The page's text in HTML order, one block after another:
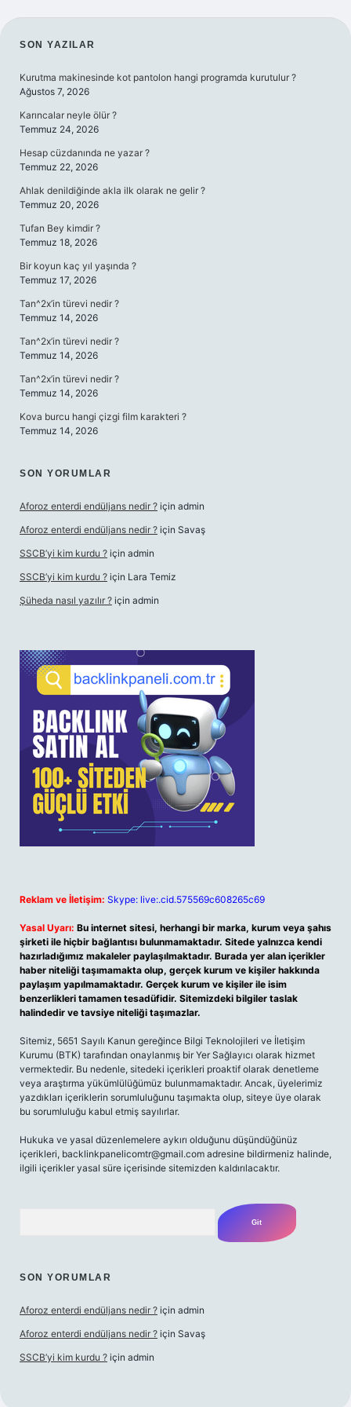
SIDEBAR
SON YAZILAR
Kurutma makinesinde kot pantolon hangi programda kurutulur ?
Ağustos 7, 2026
Karıncalar neyle ölür ?
Temmuz 24, 2026
Hesap cüzdanında ne yazar ?
Temmuz 22, 2026
Ahlak denildiğinde akla ilk olarak ne gelir ?
Temmuz 20, 2026
Tufan Bey kimdir ?
Temmuz 18, 2026
Bir koyun kaç yıl yaşında ?
Temmuz 17, 2026
Tan^2x’in türevi nedir ?
Temmuz 14, 2026
Tan^2x’in türevi nedir ?
Temmuz 14, 2026
Tan^2x’in türevi nedir ?
Temmuz 14, 2026
Kova burcu hangi çizgi film karakteri ?
Temmuz 14, 2026
SON YORUMLAR
Aforoz enterdi endüljans nedir ? için admin
Aforoz enterdi endüljans nedir ? için Savaş
SSCB’yi kim kurdu ? için admin
SSCB’yi kim kurdu ? için Lara Temiz
Şüheda nasıl yazılır ? için admin
Reklam ve İletişim: Skype: live:.cid.575569c608265c69
Yasal Uyarı: Bu internet sitesi, herhangi bir marka, kurum veya şahıs
şirketi ile hiçbir bağlantısı bulunmamaktadır. Sitede yalnızca kendi
hazırladığımız makaleler paylaşılmaktadır. Burada yer alan içerikler
haber niteliği taşımamakta olup, gerçek kurum ve kişiler hakkında
paylaşım yapılmamaktadır. Gerçek kurum ve kişiler ile isim
benzerlikleri tamamen tesadüfidir. Sitemizdeki bilgiler taslak
halindedir ve tavsiye niteliği taşımazlar.
Sitemiz, 5651 Sayılı Kanun gereğince Bilgi Teknolojileri ve İletişim
Kurumu (BTK) tarafından onaylanmış bir Yer Sağlayıcı olarak hizmet
vermektedir. Bu nedenle, sitedeki içerikleri proaktif olarak denetleme
veya araştırma yükümlülüğümüz bulunmamaktadır. Ancak, üyelerimiz
yazdıkları içeriklerin sorumluluğunu taşımakta olup, siteye üye olarak
bu sorumluluğu kabul etmiş sayılırlar.
Hukuka ve yasal düzenlemelere aykırı olduğunu düşündüğünüz
içerikleri, backlinkpanelicomtr@gmail.com adresine bildirmeniz halinde,
ilgili içerikler yasal süre içerisinde sitemizden kaldırılacaktır.
SON YORUMLAR
Aforoz enterdi endüljans nedir ? için admin
Aforoz enterdi endüljans nedir ? için Savaş
SSCB’yi kim kurdu ? için admin